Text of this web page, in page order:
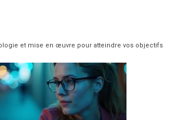
et mise en œuvre pour atteindre vos objectifs